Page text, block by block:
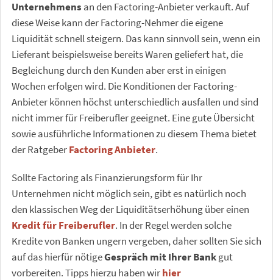
Unternehmens an den Factoring-Anbieter verkauft. Auf
diese Weise kann der Factoring-Nehmer die eigene
Liquidität schnell steigern. Das kann sinnvoll sein, wenn ein
Lieferant beispielsweise bereits Waren geliefert hat, die
Begleichung durch den Kunden aber erst in einigen
Wochen erfolgen wird. Die Konditionen der Factoring-
Anbieter können höchst unterschiedlich ausfallen und sind
nicht immer für Freiberufler geeignet. Eine gute Übersicht
sowie ausführliche Informationen zu diesem Thema bietet
der RatgeberFactoring Anbieter.
Sollte Factoring als Finanzierungsform für Ihr
Unternehmen nicht möglich sein, gibt es natürlich noch
den klassischen Weg der Liquiditätserhöhung über einen
Kredit für Freiberufler. In der Regel werden solche
Kredite von Banken ungern vergeben, daher sollten Sie sich
auf das hierfür nötigeGespräch mit Ihrer Bankgut
vorbereiten. Tipps hierzu haben wirhier